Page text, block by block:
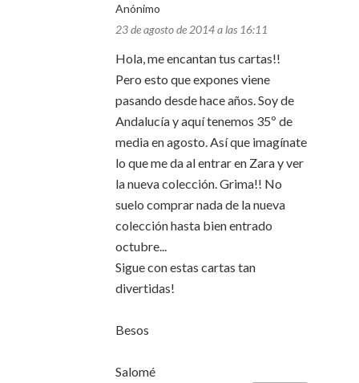
Anónimo
23 de agosto de 2014 a las 16:11
Hola, me encantan tus cartas!!
Pero esto que expones viene
pasando desde hace años. Soy de
Andalucía y aquí tenemos 35º de
media en agosto. Así que imagínate
lo que me da al entrar en Zara y ver
la nueva colección. Grima!! No
suelo comprar nada de la nueva
colección hasta bien entrado
octubre...
Sigue con estas cartas tan
divertidas!
Besos
Salomé